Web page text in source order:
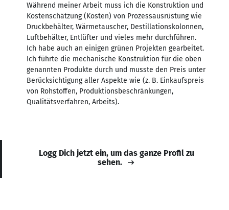
Während meiner Arbeit muss ich die Konstruktion und
Kostenschätzung (Kosten) von Prozessausrüstung wie
Druckbehälter, Wärmetauscher, Destillationskolonnen,
Luftbehälter, Entlüfter und vieles mehr durchführen.
Ich habe auch an einigen grünen Projekten gearbeitet.
Ich führte die mechanische Konstruktion für die oben
genannten Produkte durch und musste den Preis unter
Berücksichtigung aller Aspekte wie (z. B. Einkaufspreis
von Rohstoffen, Produktionsbeschränkungen,
Qualitätsverfahren, Arbeits).
Logg Dich jetzt ein, um das ganze Profil zu
sehen.